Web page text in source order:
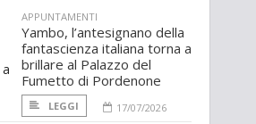
APPUNTAMENTI
Yambo, l’antesignano della
fantascienza italiana torna a
brillare al Palazzo del
Fumetto di Pordenone
LEGGI
17/07/2026